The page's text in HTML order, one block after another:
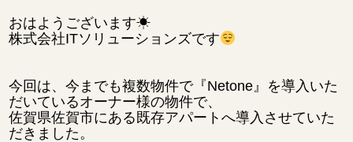
おはようございます☀
株式会社ITソリューションズです
今回は、今までも複数物件で『Netone』を導入いた
だいているオーナー様の物件で、
佐賀県佐賀市にある既存アパートへ導入させていた
だきました。